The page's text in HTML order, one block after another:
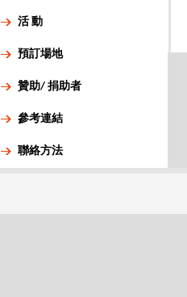
活 動
預訂場地
贊助/ 捐助者
參考連結
聯絡方法